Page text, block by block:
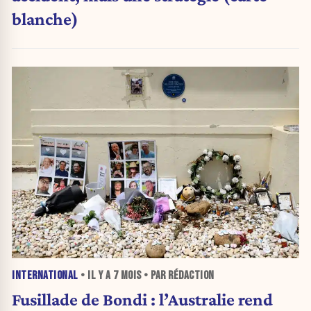
blanche)
INTERNATIONAL • IL Y A 7 MOIS• PAR RÉDACTION
Fusillade de Bondi : l’Australie rend